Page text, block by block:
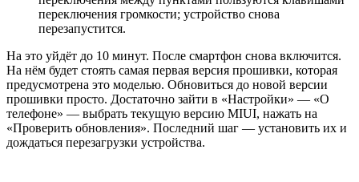
переключения громкости; устройство снова
перезапустится.
На это уйдёт до 10 минут. После смартфон снова включится.
На нём будет стоять самая первая версия прошивки, которая
предусмотрена это моделью. Обновиться до новой версии
прошивки просто. Достаточно зайти в «Настройки» — «О
телефоне» — выбрать текущую версию MIUI, нажать на
«Проверить обновления». Последний шаг — установить их и
дождаться перезагрузки устройства.